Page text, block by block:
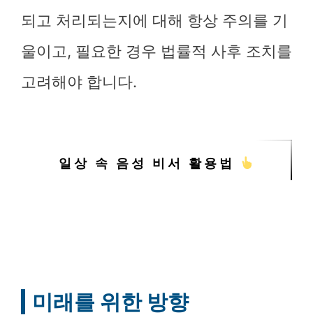
되고 처리되는지에 대해 항상 주의를 기
울이고, 필요한 경우 법률적 사후 조치를
고려해야 합니다.
일상 속 음성 비서 활용법
미래를 위한 방향